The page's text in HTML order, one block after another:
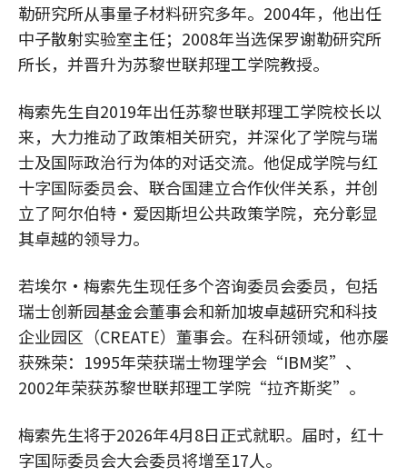
勒研究所从事量子材料研究多年。2004年，他出任
中子散射实验室主任；2008年当选保罗谢勒研究所
所长，并晋升为苏黎世联邦理工学院教授。
梅索先生自2019年出任苏黎世联邦理工学院校长以
来，大力推动了政策相关研究，并深化了学院与瑞
士及国际政治行为体的对话交流。他促成学院与红
十字国际委员会、联合国建立合作伙伴关系，并创
立了阿尔伯特·爱因斯坦公共政策学院，充分彰显
其卓越的领导力。
若埃尔·梅索先生现任多个咨询委员会委员，包括
瑞士创新园基金会董事会和新加坡卓越研究和科技
企业园区（CREATE）董事会。在科研领域，他亦屡
获殊荣：1995年荣获瑞士物理学会“IBM奖”、
2002年荣获苏黎世联邦理工学院“拉齐斯奖”。
梅索先生将于2026年4月8日正式就职。届时，红十
字国际委员会大会委员将增至17人。